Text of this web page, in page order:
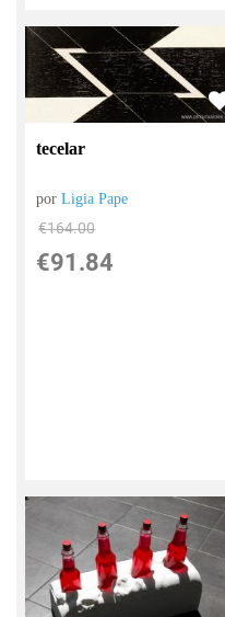
tecelar
porLigia Pape
€164.00
€91.84